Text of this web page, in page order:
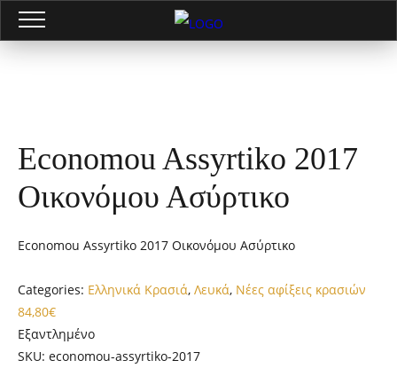
Economou Assyrtiko 2017
Οικονόμου Ασύρτικο
Economou Assyrtiko 2017 Οικονόμου Ασύρτικο
Categories: Ελληνικά Κρασιά, Λευκά, Νέες αφίξεις κρασιών
84,80€
Εξαντλημένο
SKU: economou-assyrtiko-2017